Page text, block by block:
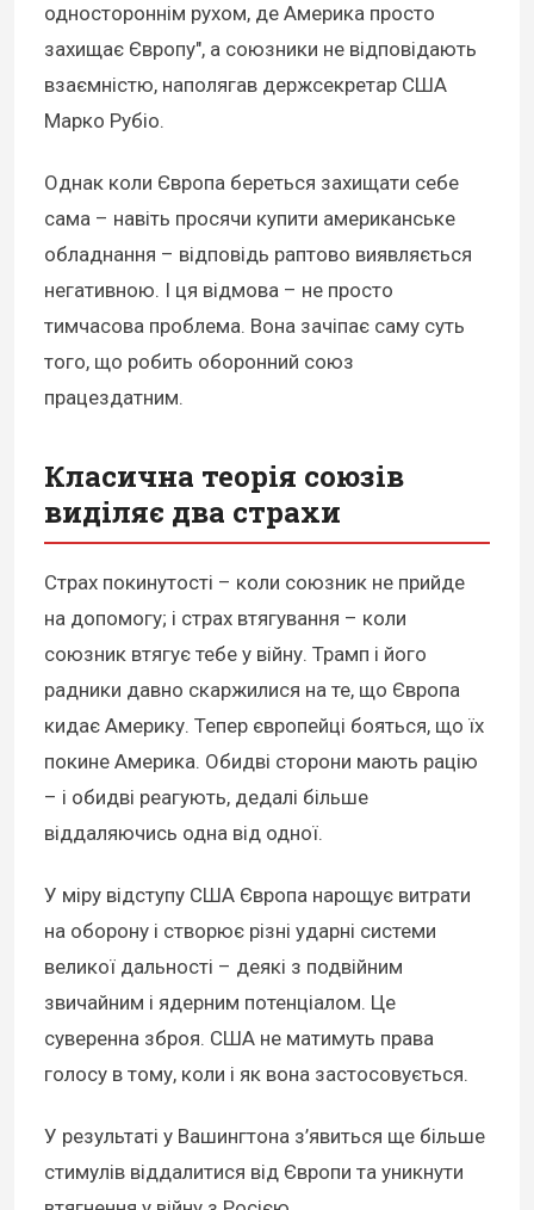
одностороннім рухом, де Америка просто
захищає Європу", а союзники не відповідають
взаємністю, наполягав держсекретар США
Марко Рубіо.
Однак коли Європа береться захищати себе
сама – навіть просячи купити американське
обладнання – відповідь раптово виявляється
негативною. І ця відмова – не просто
тимчасова проблема. Вона зачіпає саму суть
того, що робить оборонний союз
працездатним.
Класична теорія союзів
виділяє два страхи
Страх покинутості – коли союзник не прийде
на допомогу; і страх втягування – коли
союзник втягує тебе у війну. Трамп і його
радники давно скаржилися на те, що Європа
кидає Америку. Тепер європейці бояться, що їх
покине Америка. Обидві сторони мають рацію
– і обидві реагують, дедалі більше
віддаляючись одна від одної.
У міру відступу США Європа нарощує витрати
на оборону і створює різні ударні системи
великої дальності – деякі з подвійним
звичайним і ядерним потенціалом. Це
суверенна зброя. США не матимуть права
голосу в тому, коли і як вона застосовується.
У результаті у Вашингтона з’явиться ще більше
стимулів віддалитися від Європи та уникнути